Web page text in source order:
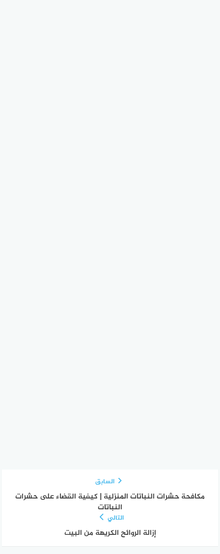
السابق
مكافحة حشرات النباتات المنزلية | كيفية القضاء على حشرات
النباتات
التالي
إزالة الروائح الكريهة من البيت